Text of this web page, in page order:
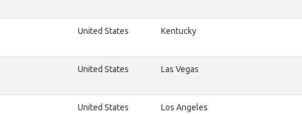
United States Kentucky
United States Las Vegas
United States Los Angeles